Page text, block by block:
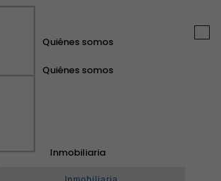
Quiénes somos
Quiénes somos
Inmobiliaria